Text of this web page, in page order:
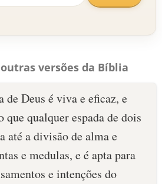
versões da Bíblia
de Deus é viva e eficaz, e
que qualquer espada de dois
até a divisão de alma e
e medulas, e é apta para
e intenções do